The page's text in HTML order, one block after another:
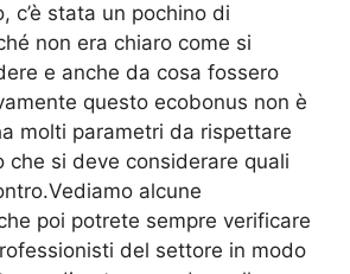
c’è stata un pochino di
non era chiaro come si
e anche da cosa fossero
questo ecobonus non è
molti parametri da rispettare
che si deve considerare quali
alcune
poi potrete sempre verificare
del settore in modo